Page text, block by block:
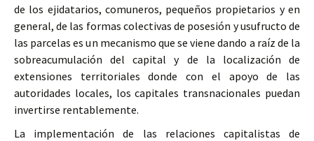
de los ejidatarios, comuneros, pequeños propietarios y en
general, de las formas colectivas de posesión y usufructo de
las parcelas es un mecanismo que se viene dando a raíz de la
sobreacumulación del capital y de la localización de
extensiones territoriales donde con el apoyo de las
autoridades locales, los capitales transnacionales puedan
invertirse rentablemente.
La implementación de las relaciones capitalistas de